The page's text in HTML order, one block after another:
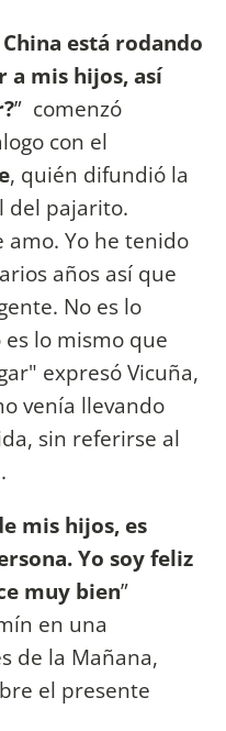
está rodando
a mis hijos, así
” comenzó
con el
, quién difundió la
del pajarito.
amo. Yo he tenido
años así que
No es lo
lo mismo que
expresó Vicuña,
venía llevando
sin referirse al
mis hijos, es
Yo soy feliz
muy bien”
en una
de la Mañana,
el presente